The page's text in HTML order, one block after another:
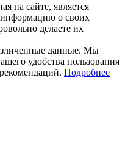
на сайте, является
информацию о своих
делаете их
данные. Мы
удобства пользования
Подробнее